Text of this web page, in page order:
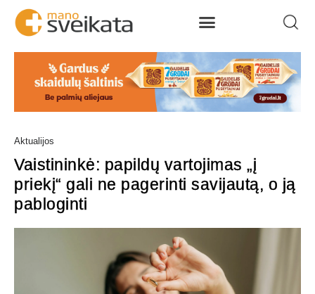
Aktualijos
Vaistininkė: papildų vartojimas „į
priekį“ gali ne pagerinti savijautą, o ją
pabloginti